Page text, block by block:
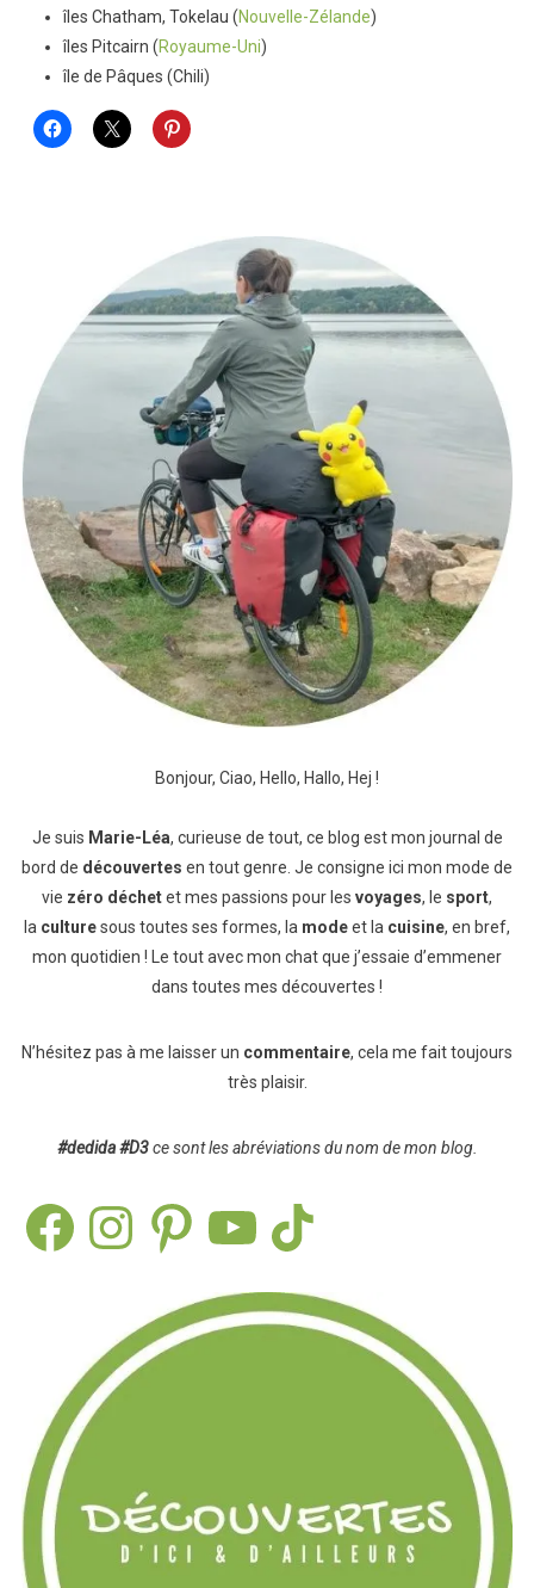
îles Chatham, Tokelau (Nouvelle-Zélande)
îles Pitcairn (Royaume-Uni)
île de Pâques (Chili)
Bonjour, Ciao, Hello, Hallo, Hej !
Je suis Marie-Léa, curieuse de tout, ce blog est mon journal de
bord de découvertes en tout genre. Je consigne ici mon mode de
vie zéro déchetet mes passions pour les voyages, le sport,
la culturesous toutes ses formes, la modeet la cuisine, en bref,
mon quotidien ! Le tout avec mon chat que j’essaie d’emmener
dans toutes mes découvertes !
N’hésitez pas à me laisser un commentaire, cela me fait toujours
très plaisir.
#dedida #D3ce sont les abréviations du nom de mon blog.
FacebookInstagramPinterest TikTok